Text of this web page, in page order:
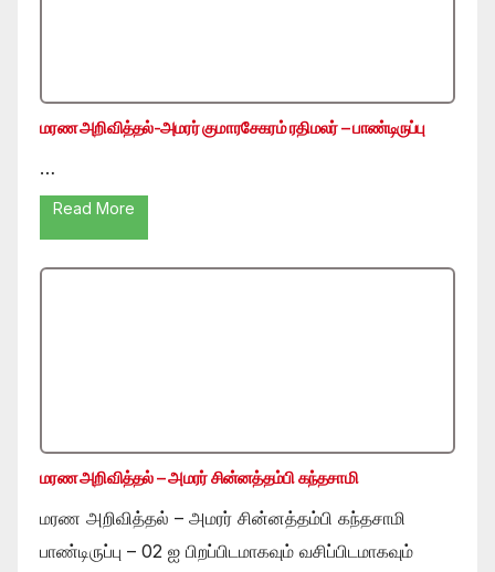
மரண அறிவித்தல்-அமரர் குமாரசேகரம் ரதிமலர் – பாண்டிருப்பு
…
Read More
மரண அறிவித்தல் – அமரர் சின்னத்தம்பி கந்தசாமி
மரண அறிவித்தல் – அமரர் சின்னத்தம்பி கந்தசாமி
பாண்டிருப்பு – 02 ஐ பிறப்பிடமாகவும் வசிப்பிடமாகவும்